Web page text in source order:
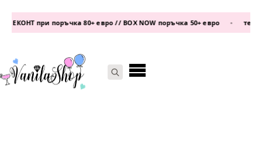
при поръчка 80+ евро // BOX NOW поръчка 50+ евро